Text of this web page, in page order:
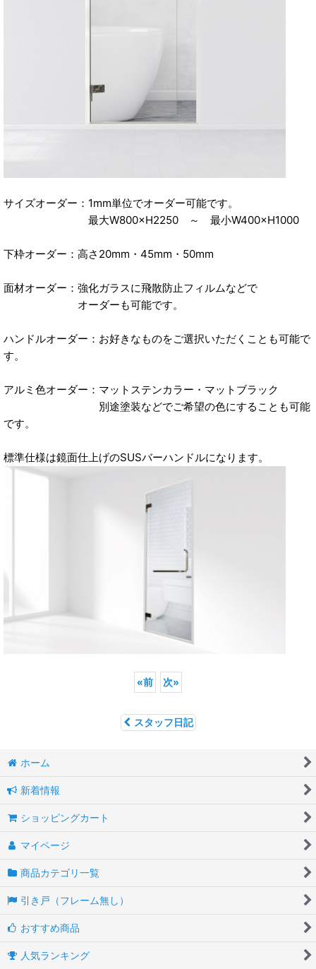
サイズオーダー：1mm単位でオーダー可能です。
最大W800×H2250 ～ 最小W400×H1000
下枠オーダー：高さ20mm・45mm・50mm
面材オーダー：強化ガラスに飛散防止フィルムなどで
オーダーも可能です。
ハンドルオーダー：お好きなものをご選択いただくことも可能で
す。
アルミ色オーダー：マットステンカラー・マットブラック
別途塗装などでご希望の色にすることも可能
です。
標準仕様は鏡面仕上げのSUSバーハンドルになります。
«前 次»
スタッフ日記
ホーム
新着情報
ショッピングカート
マイページ
商品カテゴリ一覧
引き戸（フレーム無し）
おすすめ商品
人気ランキング